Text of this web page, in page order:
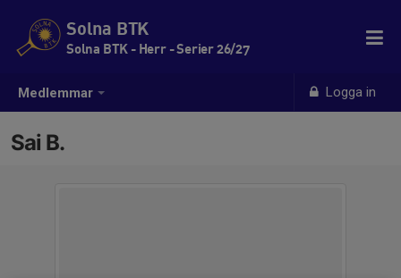
Medlemmar Logga in
Solna BTK
Solna BTK - Herr - Serier 26/27
Sai B.